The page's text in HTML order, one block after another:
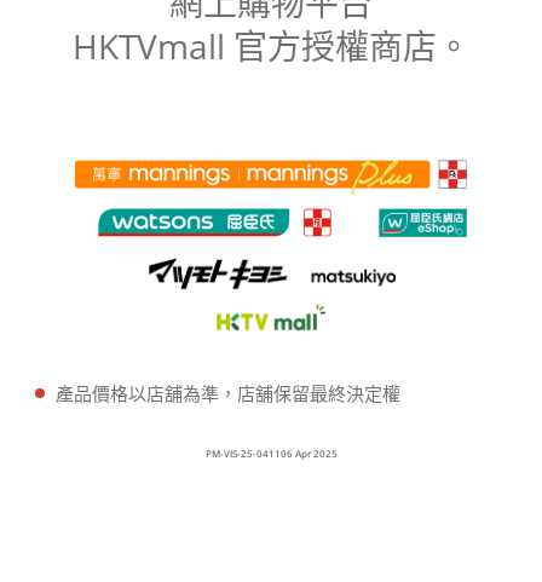
HKTVmall 官方授權商店。
產品價格以店舖為準，店舖保留最終決定權
PM-VIS-25-041106 Apr 2025